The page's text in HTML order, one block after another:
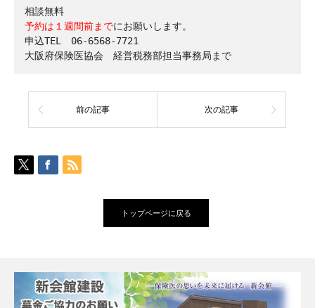
予約は１週間前までにお願いします。
申込TEL　06-6568-7721
前の記事 次の記事
トップページに戻る